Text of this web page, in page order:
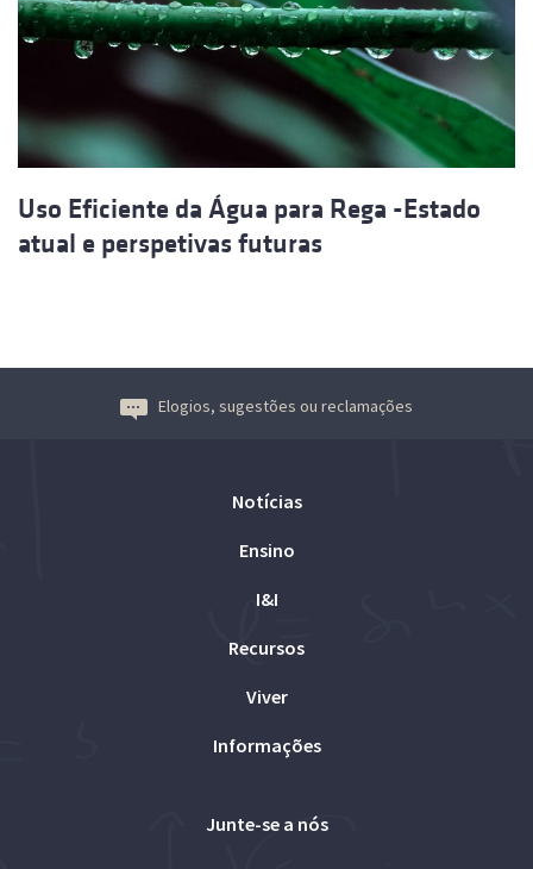
Uso Eficiente da Água para Rega -Estado
atual e perspetivas futuras
Elogios, sugestões ou reclamações
Notícias
Ensino
I&I
Recursos
Viver
Informações
Junte-se a nós